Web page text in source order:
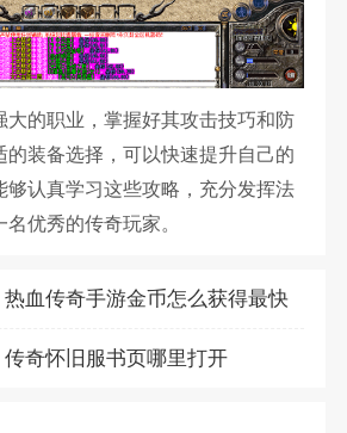
大的职业，掌握好其攻击技巧和防
的装备选择，可以快速提升自己的
够认真学习这些攻略，充分发挥法
优秀的传奇玩家。
热血传奇手游金币怎么获得最快
传奇怀旧服书页哪里打开